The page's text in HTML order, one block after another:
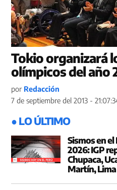
Tokio organizará
olímpicos del año
por Redacción
7 de septiembre del 2013 -
● LO ÚLTIMO
Sismos en
2026: IGP
Chupaca,
Martín,